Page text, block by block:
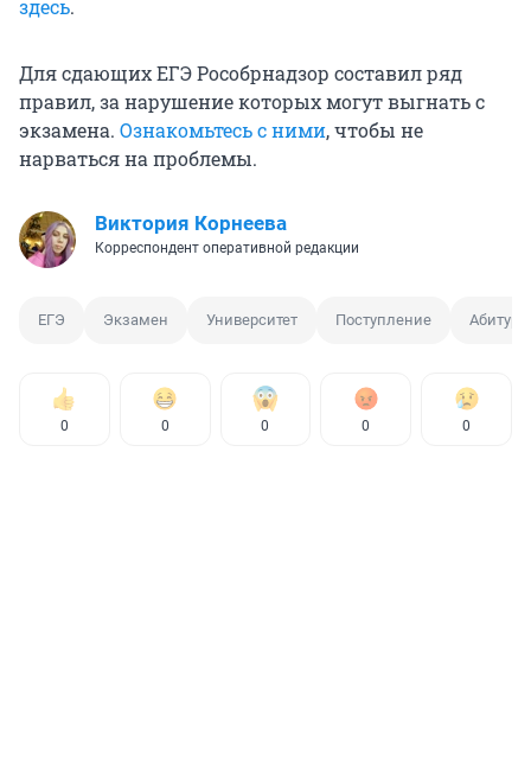
здесь.
Для сдающих ЕГЭ Рособрнадзор составил ряд
правил, за нарушение которых могут выгнать с
экзамена. Ознакомьтесь с ними, чтобы не
нарваться на проблемы.
Виктория Корнеева
Корреспондент оперативной редакции
ЕГЭ Экзамен Университет Поступление
0 0 0 0 0